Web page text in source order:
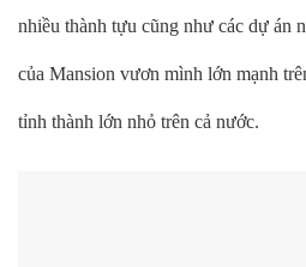
nhiều thành tựu cũng như các dự án
của Mansion vươn mình lớn mạnh
tỉnh thành lớn nhỏ trên cả nước.